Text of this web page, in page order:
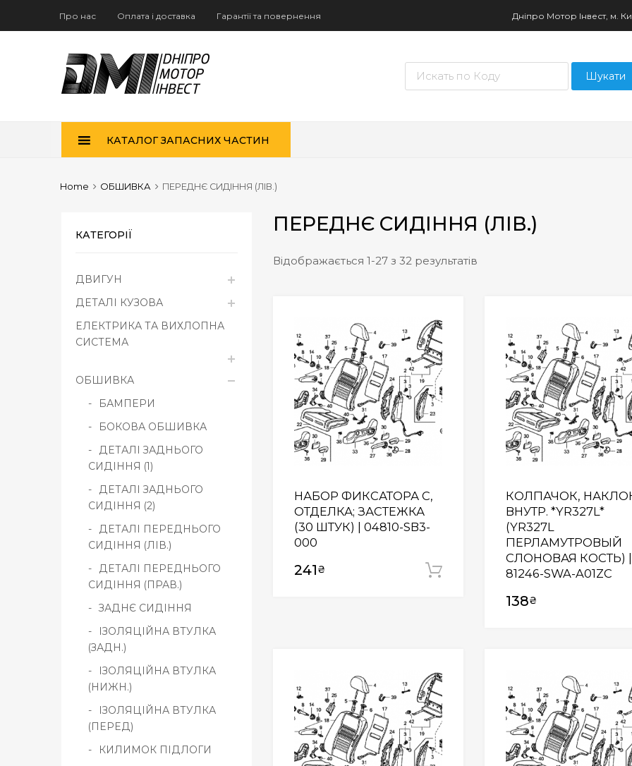
Про нас Оплата і доставка Гарантії та повернення Дніпро Мотор Інвест, м.
Пошук товарів Шукати
КАТАЛОГ ЗАПАСНИХ ЧАСТИН
Home ОБШИВКА ПЕРЕДНЄ СИДІННЯ (ЛІВ.)
ПЕРЕДНЄ СИДІННЯ (ЛІВ.)
Відображається 1-27 з 32 результатів
НАБОР ФИКСАТОРА C,
ОТДЕЛКА; ЗАСТЕЖКА
(30 ШТУК) | 04810-SB3-
000
241₴ Додати у кошик
КОЛПАЧОК,
ВНУТР. *YR327L*
(YR327L
ПЕРЛАМУТРОВЫЙ
СЛОНОВАЯ КОСТЬ) |
81246-SWA-A01ZC
138₴
КАТЕГОРІЇ
ДВИГУН
ДЕТАЛІ КУЗОВА
ЕЛЕКТРИКА ТА ВИХЛОПНА
СИСТЕМА
ОБШИВКА
БАМПЕРИ
БОКОВА ОБШИВКА
ДЕТАЛІ ЗАДНЬОГО
СИДІННЯ (1)
ДЕТАЛІ ЗАДНЬОГО
СИДІННЯ (2)
ДЕТАЛІ ПЕРЕДНЬОГО
СИДІННЯ (ЛІВ.)
ДЕТАЛІ ПЕРЕДНЬОГО
СИДІННЯ (ПРАВ.)
ЗАДНЄ СИДІННЯ
ІЗОЛЯЦІЙНА ВТУЛКА
(ЗАДН.)
ІЗОЛЯЦІЙНА ВТУЛКА
(НИЖН.)
ІЗОЛЯЦІЙНА ВТУЛКА
(ПЕРЕД)
КИЛИМОК ПІДЛОГИ